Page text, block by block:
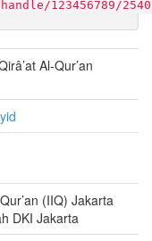
123456789/2540
Al-Qur’an
(IIQ) Jakarta
DKI Jakarta